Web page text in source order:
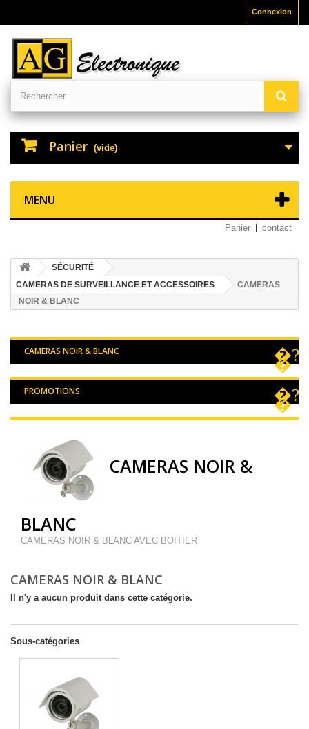
Connexion
Panier (vide)
MENU
Panier contact
SÉCURITÉ
CAMERAS DE SURVEILLANCE ET ACCESSOIRES
CAMERAS
NOIR & BLANC
CAMERAS NOIR & BLANC
PROMOTIONS
CAMERAS NOIR &
BLANC
CAMERAS NOIR & BLANC AVEC BOITIER
CAMERAS NOIR & BLANC
Il n'y a aucun produit dans cette catégorie.
Sous-catégories